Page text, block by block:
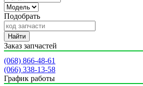
Подобрать
Найти
Заказ запчастей
(068) 866-48-61
(066) 338-13-58
График работы